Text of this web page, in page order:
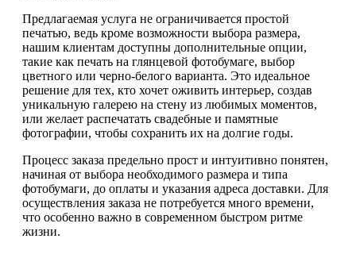
Предлагаемая услуга не ограничивается простой
печатью, ведь кроме возможности выбора размера,
нашим клиентам доступны дополнительные опции,
такие как печать на глянцевой фотобумаге, выбор
цветного или черно-белого варианта. Это идеальное
решение для тех, кто хочет оживить интерьер, создав
уникальную галерею на стену из любимых моментов,
или желает распечатать свадебные и памятные
фотографии, чтобы сохранить их на долгие годы.
Процесс заказа предельно прост и интуитивно понятен,
начиная от выбора необходимого размера и типа
фотобумаги, до оплаты и указания адреса доставки. Для
осуществления заказа не потребуется много времени,
что особенно важно в современном быстром ритме
жизни.